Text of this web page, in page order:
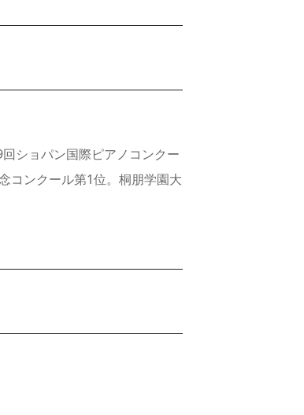
ショパン国際ピアノコンクー
コンクール第1位。桐朋学園大